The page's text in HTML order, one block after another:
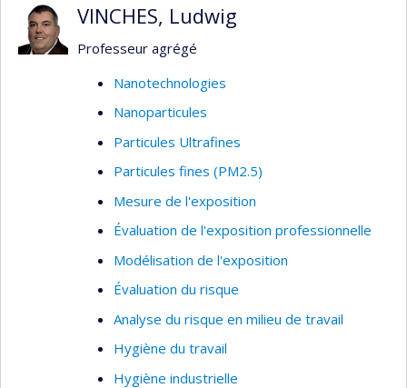
VINCHES, Ludwig
Professeur agrégé
Nanotechnologies
Nanoparticules
Particules Ultrafines
Particules fines (PM2.5)
Mesure de l'exposition
Évaluation de l'exposition professionnelle
Modélisation de l'exposition
Évaluation du risque
Analyse du risque en milieu de travail
Hygiène du travail
Hygiène industrielle